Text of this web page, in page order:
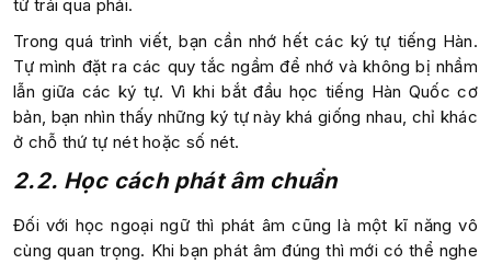
từ trái qua phải.
Trong quá trình viết, bạn cần nhớ hết các ký tự tiếng Hàn.
Tự mình đặt ra các quy tắc ngầm để nhớ và không bị nhầm
lẫn giữa các ký tự. Vì khi bắt đầu học tiếng Hàn Quốc cơ
bản, bạn nhìn thấy những ký tự này khá giống nhau, chỉ khác
ở chỗ thứ tự nét hoặc số nét.
2.2. Học cách phát âm chuẩn
Đối với học ngoại ngữ thì phát âm cũng là một kĩ năng vô
cùng quan trọng. Khi bạn phát âm đúng thì mới có thể nghe